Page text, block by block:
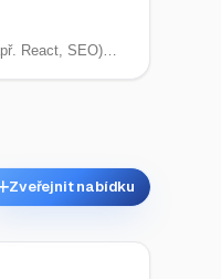
Zveřejnit nabídku